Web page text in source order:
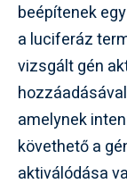
beépítenek
a luciferáz
vizsgált gén
amelynek
követhető a
aktiválódása